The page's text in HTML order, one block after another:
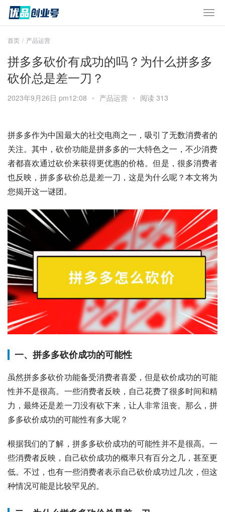
首页 产品运营
拼多多砍价有成功的吗？为什么拼多多
砍价总是差一刀？
2023年9月26日 pm12:08 • 产品运营 • 阅读 313
拼多多作为中国最大的社交电商之一，吸引了无数消费者的
关注。其中，砍价功能是拼多多的一大特色之一，不少消费
者都喜欢通过砍价来获得更优惠的价格。但是，很多消费者
也反映，拼多多砍价总是差一刀，这是为什么呢？本文将为
您揭开这一谜团。
一、拼多多砍价成功的可能性
虽然拼多多砍价功能备受消费者喜爱，但是砍价成功的可能
性并不是很高。一些消费者反映，自己花费了很多时间和精
力，最终还是差一刀没有砍下来，让人非常沮丧。那么，拼
多多砍价成功的可能性有多大呢？
根据我们的了解，拼多多砍价成功的可能性并不是很高。一
些消费者反映，自己砍价成功的概率只有百分之几，甚至更
低。不过，也有一些消费者表示自己砍价成功过几次，但这
种情况可能是比较罕见的。